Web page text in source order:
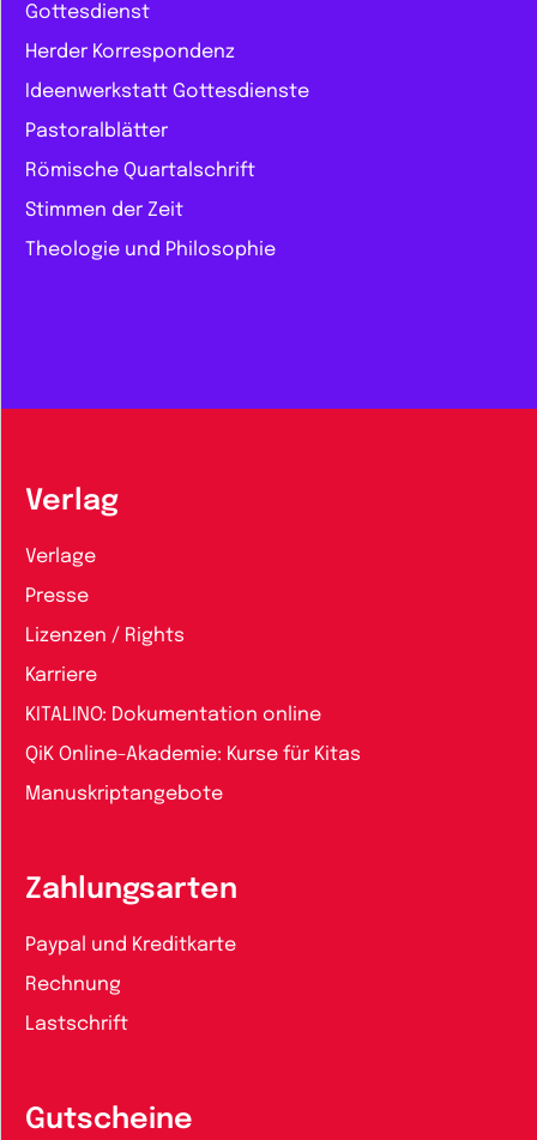
Gottesdienst
Herder Korrespondenz
Ideenwerkstatt Gottesdienste
Pastoralblätter
Römische Quartalschrift
Stimmen der Zeit
Theologie und Philosophie
Verlag
Verlage
Presse
Lizenzen / Rights
Karriere
KITALINO: Dokumentation online
QiK Online-Akademie: Kurse für Kitas
Manuskriptangebote
Zahlungsarten
Paypal und Kreditkarte
Rechnung
Lastschrift
Gutscheine